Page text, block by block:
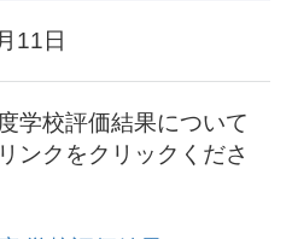
11日
学校評価結果について
ンクをクリックくださ